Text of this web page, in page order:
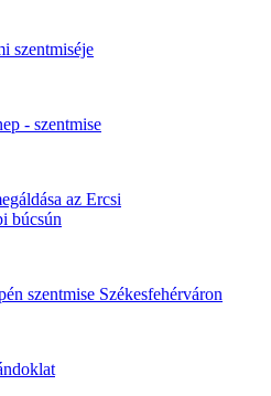
szentmiséje
- szentmise
az Ercsi
búcsún
szentmise Székesfehérváron